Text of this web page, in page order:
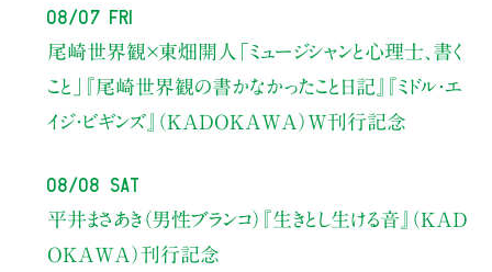
08/07 Fri
尾崎世界観×東畑開人
「ミュージシャンと心理士、書く
こと」
『尾崎世界観の書かなかったこと日記』『ミドル・エ
イジ・ビギンズ』（KADOKAWA）W刊行記念
08/08 Sat
平井まさあき（男性ブランコ）
『生きとし生ける音』（KAD
OKAWA）刊行記念